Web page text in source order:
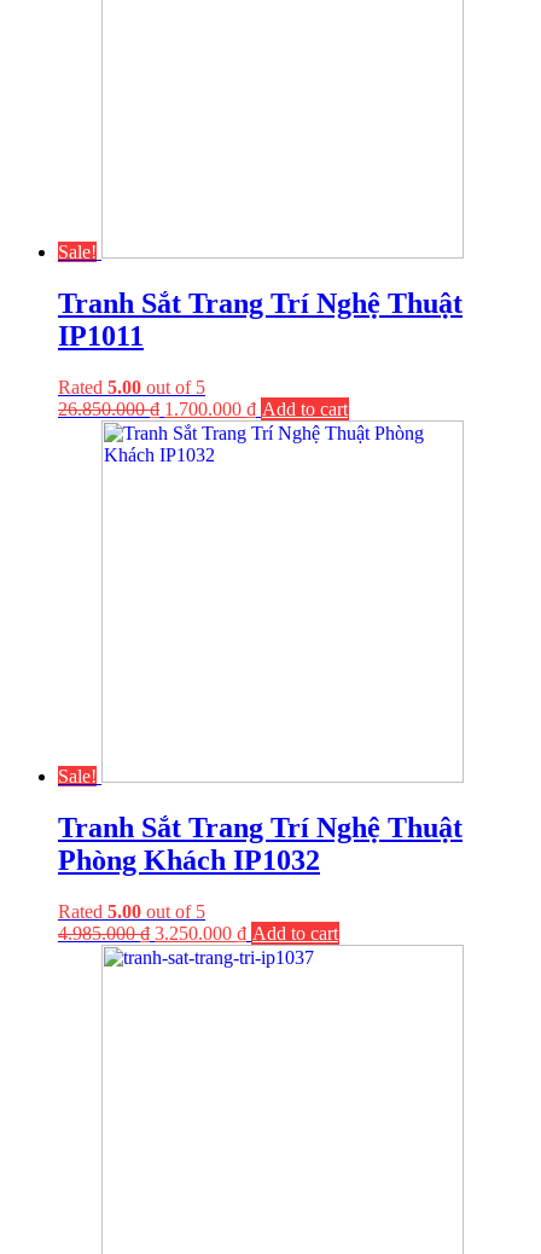
Sale!
Tranh Sắt Trang Trí Nghệ Thuật
IP1011
Rated 5.00 out of 5
26.850.000₫ 1.700.000 ₫ Add to cart
Sale!
Tranh Sắt Trang Trí Nghệ Thuật
Phòng Khách IP1032
Rated 5.00 out of 5
4.985.000₫ 3.250.000 ₫ Add to cart